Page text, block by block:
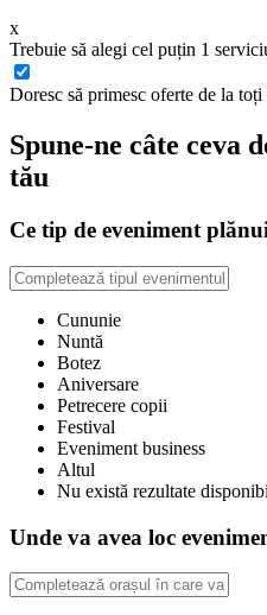
x
Trebuie să alegi cel puțin 1
Doresc să primesc oferte de la
Spune-ne câte ceva
tău
Ce tip de eveniment
Cununie
Nuntă
Botez
Aniversare
Petrecere copii
Festival
Eveniment business
Altul
Nu există rezultate
Unde va avea loc